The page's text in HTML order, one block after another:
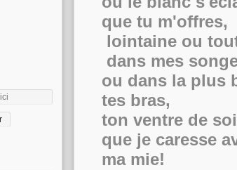
que tu m'offres,
lointaine ou
dans mes
ou dans la plus
tes bras,
ton ventre de
que je caresse
ma mie!